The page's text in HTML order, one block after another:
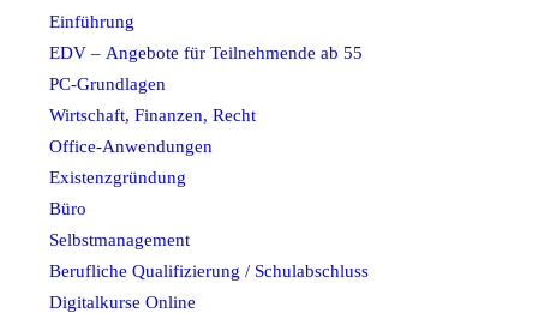
Einführung
EDV – Angebote für Teilnehmende ab 55
PC-Grundlagen
Wirtschaft, Finanzen, Recht
Office-Anwendungen
Existenzgründung
Büro
Selbstmanagement
Berufliche Qualifizierung / Schulabschluss
Digitalkurse Online